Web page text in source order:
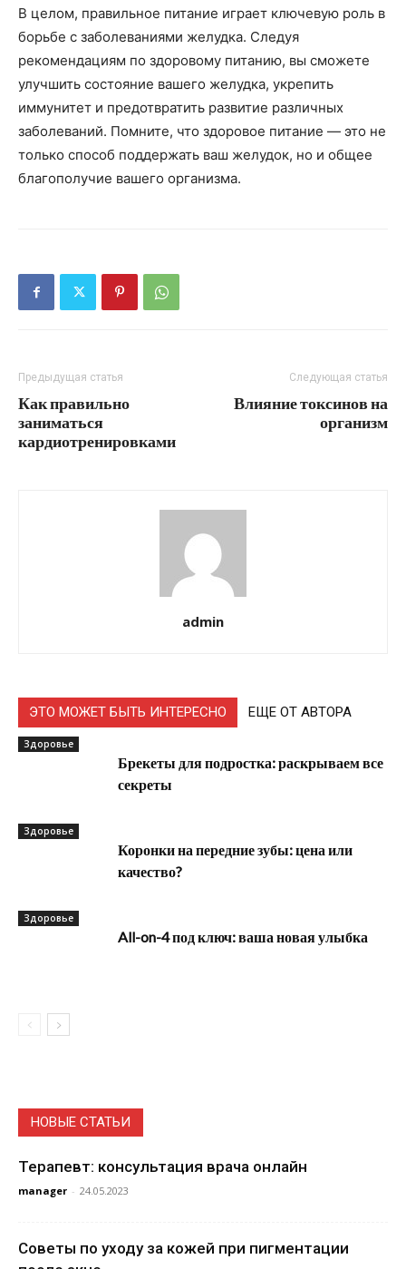
В целом, правильное питание играет ключевую роль в
борьбе с заболеваниями желудка. Следуя
рекомендациям по здоровому питанию, вы сможете
улучшить состояние вашего желудка, укрепить
иммунитет и предотвратить развитие различных
заболеваний. Помните, что здоровое питание — это не
только способ поддержать ваш желудок, но и общее
благополучие вашего организма.
Предыдущая статья
Как правильно
заниматься
кардиотренировками
Следующая статья
Влияние токсинов на
организм
admin
ЭТО МОЖЕТ БЫТЬ ИНТЕРЕСНО ЕЩЕ ОТ АВТОРА
Здоровье
Брекеты для подростка: раскрываем все
секреты
Здоровье
Коронки на передние зубы: цена или
качество?
Здоровье
All-on-4 под ключ: ваша новая улыбка
НОВЫЕ СТАТЬИ
Терапевт: консультация врача онлайн
manager - 24.05.2023
Советы по уходу за кожей при пигментации